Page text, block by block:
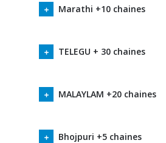
Marathi +10 chaines
TELEGU + 30 chaines
MALAYLAM +20 chaines
Bhojpuri +5 chaines